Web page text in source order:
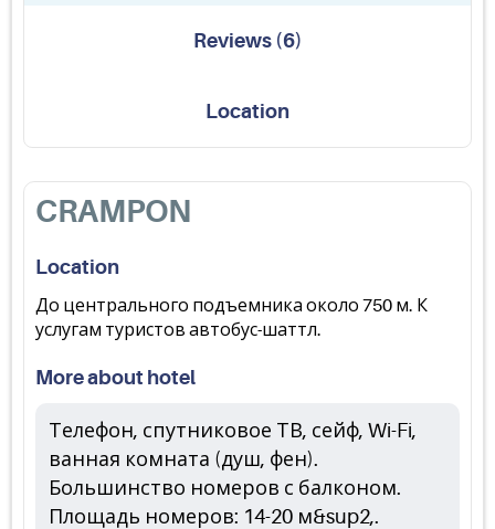
Reviews(6)
Location
CRAMPON
Location
До центрального подъемника около 750 м. К
услугам туристов автобус-шаттл.
More about hotel
Телефон, спутниковое ТВ, сейф, Wi-Fi,
ванная комната (душ, фен).
Большинство номеров с балконом.
Площадь номеров: 14-20 м&sup2,.